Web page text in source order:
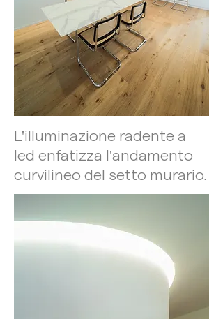
L'illuminazione radente a
led enfatizza l'andamento
curvilineo del setto murario.